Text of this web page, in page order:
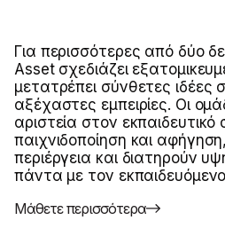
Για περισσότερες από δύο
Asset σχεδιάζει
μετατρέπει σύνθετες ιδέες
αξέχαστες εμπειρίες. Οι
αριστεία στον εκπαιδευτικό
παιχνιδοποίηση και
περιέργεια και διατηρούν
πάντα με τον
Μάθετε περισσότερα